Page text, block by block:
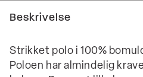
Beskrivelse
Strikket polo i 100%
Poloen har almindelig